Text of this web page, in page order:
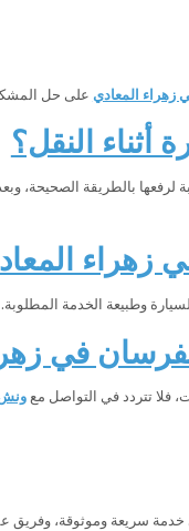
المعادي على حل
النقل؟
لرفعها بالطريقة
زهراء
وطبيعة الخدمة
في
فلا تتردد في التواصل معونش
سريعة وموثوقة،